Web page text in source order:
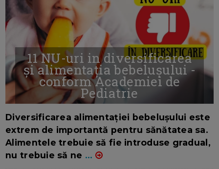
11 NU-uri in diversificarea
și alimentația bebelușului -
conform Academiei de
Pediatrie
Diversificarea alimentației bebelușului este
extrem de importantă pentru sănătatea sa.
Alimentele trebuie să fie introduse gradual,
nu trebuie să ne ...